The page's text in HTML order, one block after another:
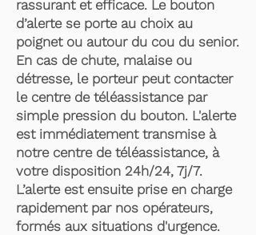
rassurant et efficace. Le bouton
d’alerte se porte au choix au
poignet ou autour du cou du senior.
En cas de chute, malaise ou
détresse, le porteur peut contacter
le centre de téléassistance par
simple pression du bouton. L'alerte
est immédiatement transmise à
notre centre de téléassistance, à
votre disposition 24h/24, 7j/7.
L’alerte est ensuite prise en charge
rapidement par nos opérateurs,
formés aux situations d'urgence.